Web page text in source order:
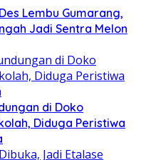
Lembu Gumarang,
Jadi Sentra Melon
di Doko
Diduga Peristiwa